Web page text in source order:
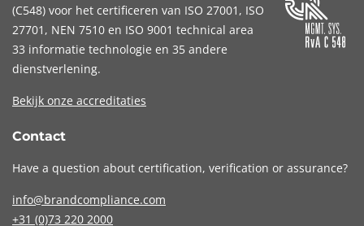
(C548) voor het certificeren van ISO 27001 , ISO
27701 , NEN 7510 en ISO 9001 technical area
33 informatie technologie en 35 andere
dienstverlening.
Bekijk onze accreditaties
Contact
Have a question about certification, verification or assurance?
info@brandcompliance.com
+31 (0)73 220 2000